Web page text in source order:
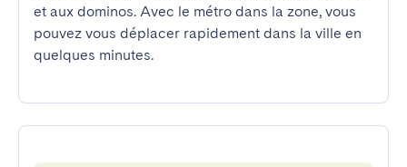
et aux dominos. Avec le métro dans la zone, vous
pouvez vous déplacer rapidement dans la ville en
quelques minutes.